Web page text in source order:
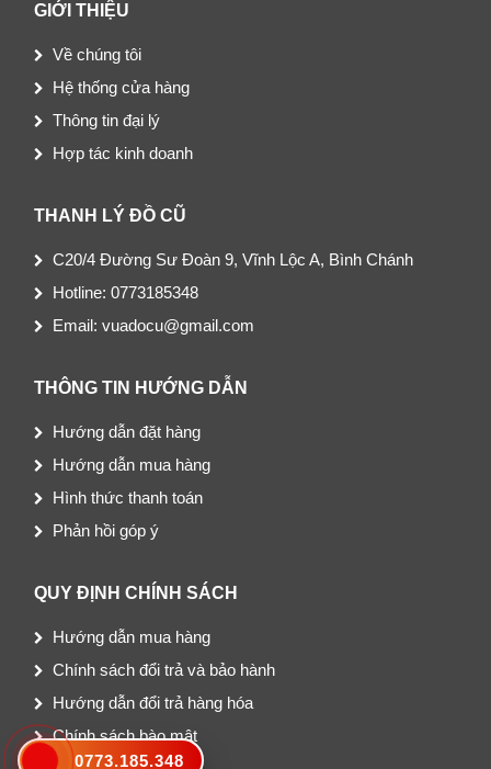
GIỚI THIỆU
Về chúng tôi
Hệ thống cửa hàng
Thông tin đại lý
Hợp tác kinh doanh
THANH LÝ ĐỒ CŨ
C20/4 Đường Sư Đoàn 9, Vĩnh Lộc A, Bình Chánh
Hotline: 0773185348
Email: vuadocu@gmail.com
THÔNG TIN HƯỚNG DẪN
Hướng dẫn đặt hàng
Hướng dẫn mua hàng
Hình thức thanh toán
Phản hồi góp ý
QUY ĐỊNH CHÍNH SÁCH
Hướng dẫn mua hàng
Chính sách đổi trả và bảo hành
Hướng dẫn đổi trả hàng hóa
Chính sách bào mật
0773.185.348